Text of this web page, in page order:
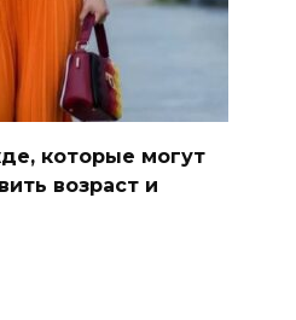
которые могут
возраст и